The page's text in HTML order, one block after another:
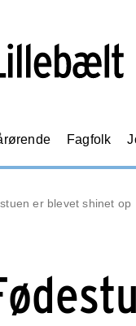
Fagfolk
er blevet shinet op